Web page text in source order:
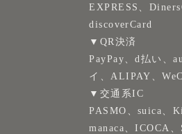
EXPRESS、
discoverCard
▼QR決済
PayPay、d払い、
イ、ALIPAY、
▼交通系IC
PASMO、suica、
manaca、ICOCA